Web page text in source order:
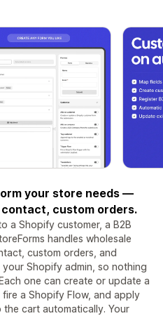
your store needs —
custom orders.
a Shopify customer, a B2B
handles wholesale
custom orders, and
Shopify admin, so nothing
one can create or update a
a Shopify Flow, and apply
cart automatically. Your